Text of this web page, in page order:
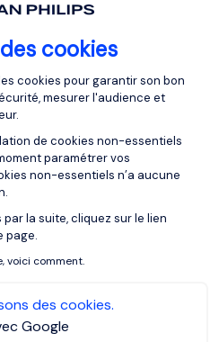
cookies
du
cookies pour garantir son bon
mesurer l'audience et
de cookies non-essentiels
paramétrer vos
non-essentiels n’a aucune
la suite, cliquez sur le lien
page.
voici comment.
des cookies.
Google
consent